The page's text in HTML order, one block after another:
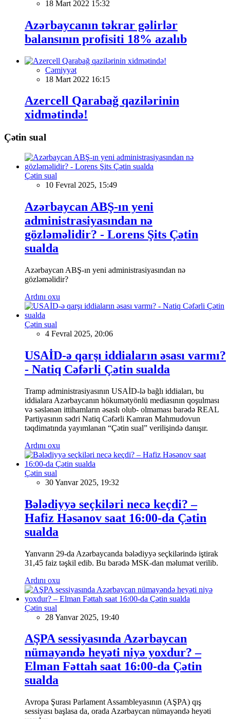
18 Mart 2022 15:32
Azərbaycanın təkrar gəlirlər
balansının profisiti 18% azalıb
Cəmiyyət
18 Mart 2022 16:15
Azercell Qarabağ qazilərinin
xidmətində!
Çətin sual
Çətin sual
10 Fevral 2025, 15:49
Azərbaycan ABŞ-ın yeni
administrasiyasından nə
gözləməlidir? - Lorens Şits Çətin
sualda
Azərbaycan ABŞ-ın yeni administrasiyasından nə
gözləməlidir?
Ardını oxu
Çətin sual
4 Fevral 2025, 20:06
USAİD-ə qarşı iddiaların əsası varmı?
- Natiq Cəfərli Çətin sualda
Tramp administrasiyasının USAİD-lə bağlı iddiaları, bu
iddialara Azərbaycanın hökumətyönlü mediasının qoşulması
və səslənən ittihamların əsaslı olub- olmaması barədə REAL
Partiyasının sədri Natiq Cəfərli Kamran Mahmudovun
təqdimatında yayımlanan “Çətin sual” verilişində danışır.
Ardını oxu
Çətin sual
30 Yanvar 2025, 19:32
Bələdiyyə seçkiləri necə keçdi? –
Hafiz Həsənov saat 16:00-da Çətin
sualda
Yanvarın 29-da Azərbaycanda bələdiyyə seçkilərində iştirak
31,45 faiz təşkil edib. Bu barədə MSK-dan məlumat verilib.
Ardını oxu
Çətin sual
28 Yanvar 2025, 19:40
AŞPA sessiyasında Azərbaycan
nümayəndə heyəti niyə yoxdur? –
Elman Fəttah saat 16:00-da Çətin
sualda
Avropa Şurası Parlament Assambleyasının (AŞPA) qış
sessiyası başlasa da, orada Azərbaycan nümayəndə heyəti